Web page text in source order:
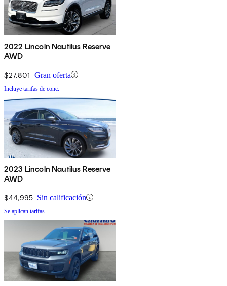
2022 Lincoln Nautilus Reserve
AWD
$27,801 Gran oferta
Incluye tarifas de conc.
2023 Lincoln Nautilus Reserve
AWD
$44,995 Sin calificación
Se aplican tarifas